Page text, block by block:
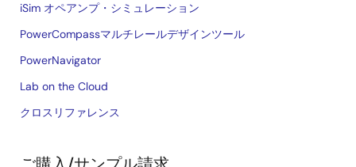
iSim オペアンプ・シミュレーション
PowerCompassマルチレールデザインツール
PowerNavigator
Lab on the Cloud
クロスリファレンス